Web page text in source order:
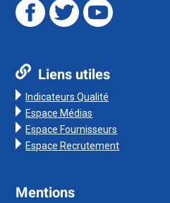
Liens utiles
Indicateurs Qualité
Espace Médias
Espace Fournisseurs
Espace Recrutement
Mentions